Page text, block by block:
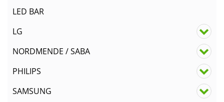
LED BAR
LG
NORDMENDE / SABA
PHILIPS
SAMSUNG